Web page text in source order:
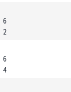
6
2
6
4